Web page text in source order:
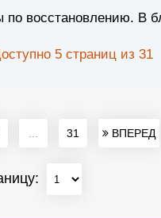
восстановлению. В
5 страниц из 31
31 ВПЕРЕД